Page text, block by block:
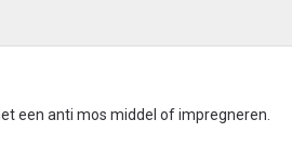
een anti mos middel of impregneren.